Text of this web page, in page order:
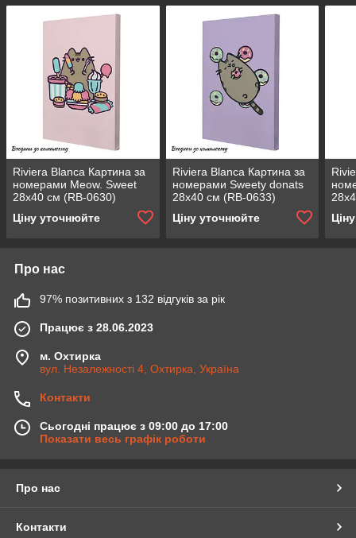
Riviera Blanca Картина за
номерами Meow. Sweet
28x40 см (RB-0630)
Ціну уточнюйте
Riviera Blanca Картина за
номерами Sweety donats
28x40 см (RB-0633)
Ціну уточнюйте
Про нас
97% позитивних з 132 відгуків за рік
Працює з 28.06.2023
м. Охтирка
вул. Незалежності 4, Охтирка, Україна
Контакти
Сьогодні працює з 09:00 до 17:00
Показати весь графік роботи
Про нас
Контакти